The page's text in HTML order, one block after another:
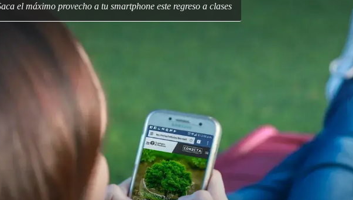
Saca el máximo provecho a tu smartphone este regreso a clases